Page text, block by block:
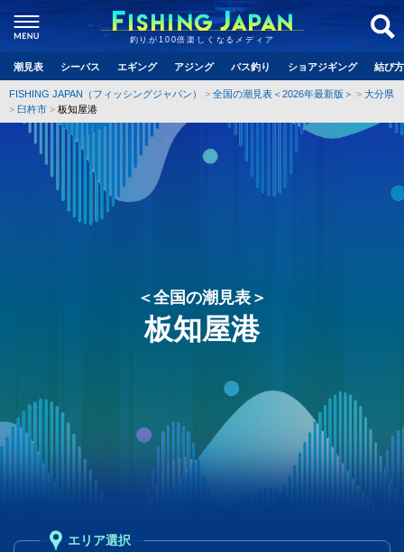
釣りが100倍楽しくなるメディア
潮見表 シーバス エギング アジング バス釣り ショアジギング 結び
FISHING JAPAN（フィッシングジャパン） 全国の潮見表＜2026年最新版＞
大分県
臼杵市
板知屋港
＜全国の潮見表＞
板知屋港
エリア選択